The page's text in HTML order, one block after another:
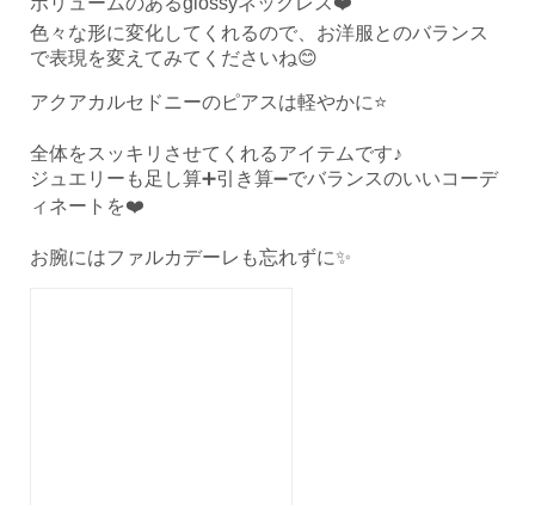
色々な形に変化してくれるので、お洋服とのバランス
で表現を変えてみてくださいね😊
アクアカルセドニーのピアスは軽やかに⭐️
全体をスッキリさせてくれるアイテムです♪
ジュエリーも足し算➕引き算➖でバランスのいいコーデ
ィネートを❤️
お腕にはファルカデーレも忘れずに✨